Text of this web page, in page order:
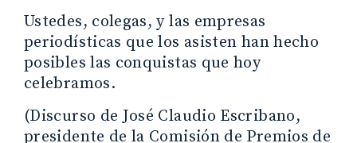
Ustedes, colegas, y las empresas
periodísticas que los asisten han hecho
posibles las conquistas que hoy
celebramos.
(Discurso de José Claudio Escribano,
presidente de la Comisión de Premios de